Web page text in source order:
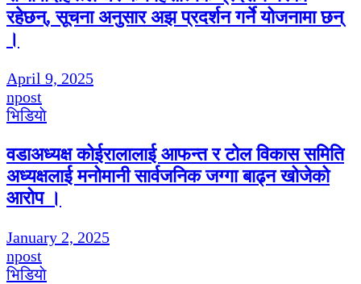
रहेछन्, सूचना अनुसार अझ प्रदर्शन गर्ने योजनामा छन्
।
April 9, 2025
npost
भिडियाे
वडाअध्यक्ष कोईरालालाई आफन्त र टोल विकास समिति
अध्यक्षलाई मनोमानी सार्वजनिक जग्गा बाढ्न खोजेको
आरोप ।
January 2, 2025
npost
भिडियाे